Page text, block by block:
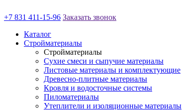
+7 831 411-15-96 Заказать звонок
Каталог
Стройматериалы
Стройматериалы
Сухие смеси и сыпучие материалы
Листовые материалы и комплектующие
Древесно-плитные материалы
Кровля и водосточные системы
Пиломатериалы
Утеплители и изоляционные материалы